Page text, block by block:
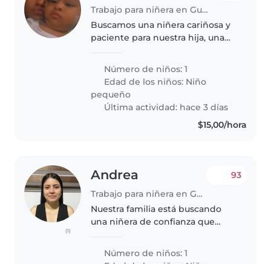
Trabajo para niñera en Guayaquil
Buscamos una niñera cariñosa y
paciente para nuestra hija, una
Prefieren a alguien que pueda
ayudar con la cocina y conozca
nuestra rutina familiar.
¡Contáctennos..
Número de niños: 1
Edad de los niños: Niño
pequeño
Última actividad: hace 3 días
$15,00/hora
(1)
Andrea
Trabajo para niñera en Guayaquil
93
Nuestra familia está buscando
una niñera de confianza que
año. Necesitamos a alguien que
Número de niños: 1